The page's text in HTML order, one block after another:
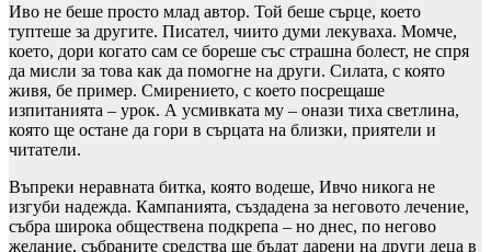
Иво не беше просто млад автор. Той беше сърце, което
туптеше за другите. Писател, чиито думи лекуваха. Момче,
което, дори когато сам се бореше със страшна болест, не спря
да мисли за това как да помогне на други. Силата, с която
живя, бе пример. Смирението, с което посрещаше
изпитанията – урок. А усмивката му – онази тиха светлина,
която ще остане да гори в сърцата на близки, приятели и
читатели.
Въпреки неравната битка, която водеше, Ивчо никога не
изгуби надежда. Кампанията, създадена за неговото лечение,
събра широка обществена подкрепа – но днес, по негово
желание, събраните средства ще бъдат дарени на други деца в